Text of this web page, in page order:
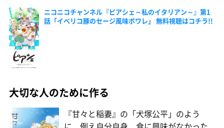
ニコニコチャンネル『ピアシェ～私のイタリアン～』第1
話「イベリコ豚のセージ風味ポワレ」 無料視聴はコチラ!!
大切な人のために作る
『甘々と稲妻』の「犬塚公平」のよう